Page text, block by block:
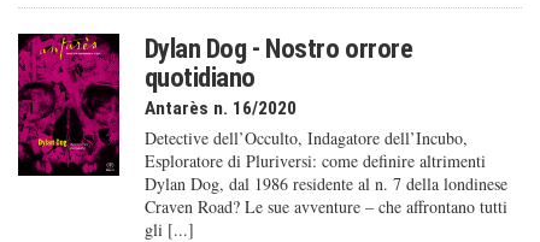
Dylan Dog - Nostro orrore
quotidiano
Antarès n. 16/2020
Detective dell’Occulto, Indagatore dell’Incubo,
Esploratore di Pluriversi: come definire altrimenti
Dylan Dog, dal 1986 residente al n. 7 della londinese
Craven Road? Le sue avventure – che affrontano tutti
gli [...]